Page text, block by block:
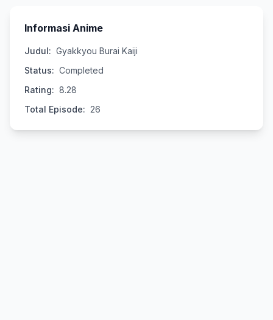
Informasi Anime
Judul: Gyakkyou Burai Kaiji
Status: Completed
Rating: 8.28
Total Episode: 26